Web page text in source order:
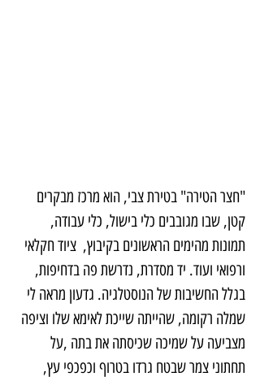
"חצר הטירה" בטירת צבי, הוא מרכז מבקרים
קטן, שבו מגובבים כלי בישול, כלי עבודה,
תמונות מהימים הראשונים בקיבוץ,  ציוד חקלאי
ורפואי ועוד. יד מסדרת, נדרשת פה בדחיפות,
בגלל החשיבות של הנוסטלגיה. גדעון מראה לי
שמלה רקומה, שהייתה שייכת לאימא שלו וציפה
מצביעה על שמיכה שכיסתה את בתה ,על
תחתוני צמר שבטח גרדו בטרוף וכפכפי עץ,